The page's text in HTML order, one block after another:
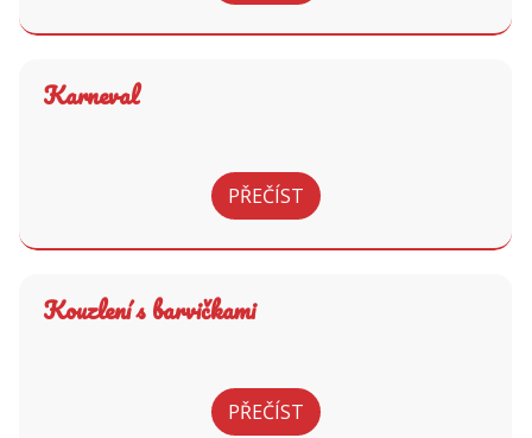
Karneval
PŘEČÍST
Kouzlení s barvičkami
PŘEČÍST